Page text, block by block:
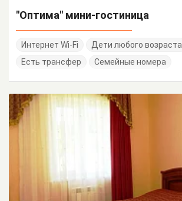
"Оптима" мини-гостиница
Интернет Wi-Fi
Дети любого возраста
Есть трансфер
Семейные номера